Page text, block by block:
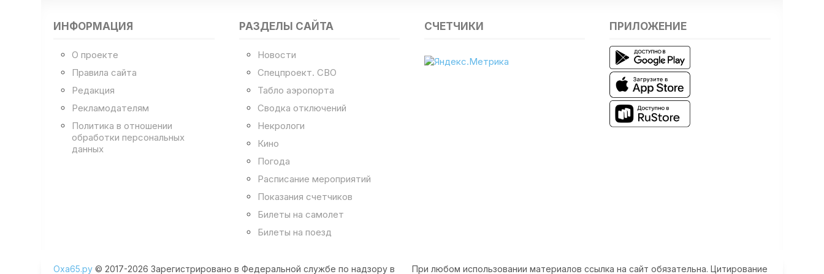
ИНФОРМАЦИЯ
О проекте
Правила сайта
Редакция
Рекламодателям
Политика в отношении
обработки персональных
данных
РАЗДЕЛЫ САЙТА
Новости
Спецпроект. СВО
Табло аэропорта
Сводка отключений
Некрологи
Кино
Погода
Расписание мероприятий
Показания счетчиков
Билеты на самолет
Билеты на поезд
СЧЕТЧИКИ ПРИЛОЖЕНИЕ
При любом использовании материалов ссылка на сайт обязательна. Цитирование
Оха65.ру © 2017-2026 Зарегистрировано в Федеральной службе по надзору в